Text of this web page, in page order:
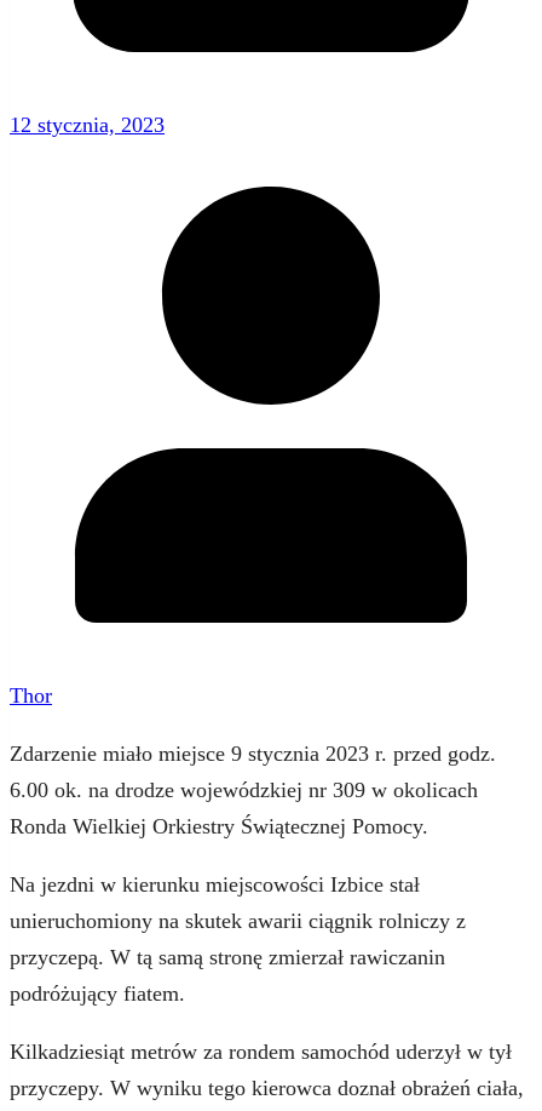
12 stycznia, 2023
Thor
Zdarzenie miało miejsce 9 stycznia 2023 r. przed godz.
6.00 ok. na drodze wojewódzkiej nr 309 w okolicach
Ronda Wielkiej Orkiestry Świątecznej Pomocy.
Na jezdni w kierunku miejscowości Izbice stał
unieruchomiony na skutek awarii ciągnik rolniczy z
przyczepą. W tą samą stronę zmierzał rawiczanin
podróżujący fiatem.
Kilkadziesiąt metrów za rondem samochód uderzył w tył
przyczepy. W wyniku tego kierowca doznał obrażeń ciała,